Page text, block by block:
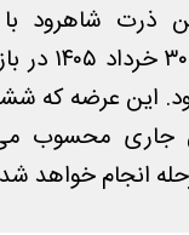
ذرت شاهرود با
«ذرت» روز
این عرضه که
جاری محسوب
انجام خواهد